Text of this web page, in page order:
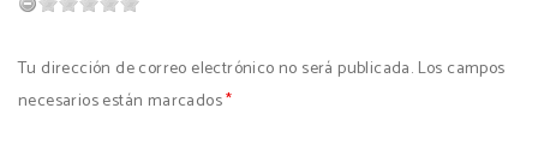
Tu dirección de correo electrónico no será publicada. Los campos
necesarios están marcados*